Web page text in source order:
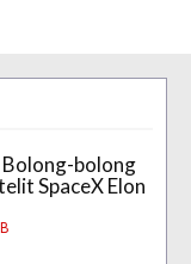
Bolong-bolong
SpaceX Elon